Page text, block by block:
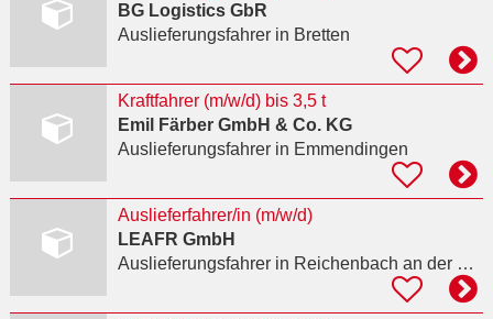
BG Logistics GbR
Auslieferungsfahrerin Bretten
Kraftfahrer (m/w/d) bis 3,5 t
Emil Färber GmbH & Co. KG
Auslieferungsfahrerin Emmendingen
Auslieferfahrer/in (m/w/d)
LEAFR GmbH
Auslieferungsfahrerin Reichenbach an der Fils